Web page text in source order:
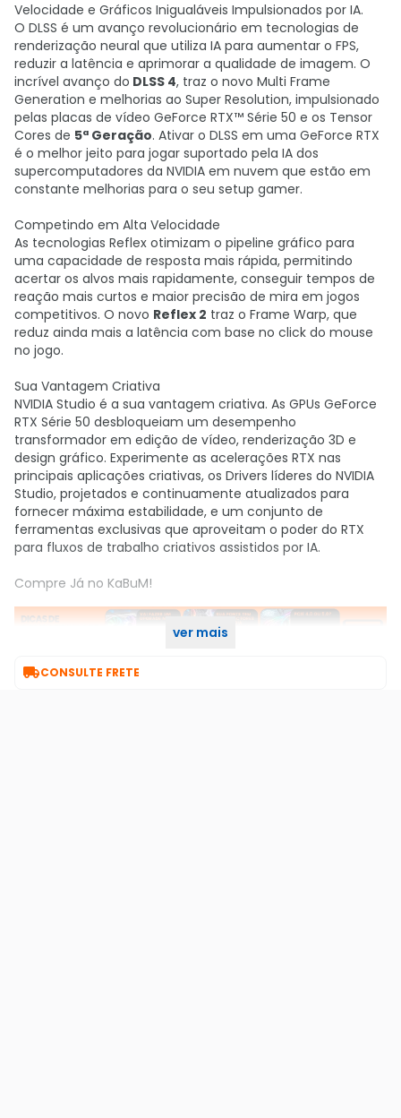
Velocidade e Gráficos Inigualáveis Impulsionados por IA.
O DLSS é um avanço revolucionário em tecnologias de
renderização neural que utiliza IA para aumentar o FPS,
reduzir a latência e aprimorar a qualidade de imagem. O
incrível avanço do DLSS 4, traz o novo Multi Frame
Generation e melhorias ao Super Resolution, impulsionado
pelas placas de vídeo GeForce RTX™ Série 50 e os Tensor
Cores de 5ª Geração. Ativar o DLSS em uma GeForce RTX
é o melhor jeito para jogar suportado pela IA dos
supercomputadores da NVIDIA em nuvem que estão em
constante melhorias para o seu setup gamer.
Competindo em Alta Velocidade
As tecnologias Reflex otimizam o pipeline gráfico para
uma capacidade de resposta mais rápida, permitindo
acertar os alvos mais rapidamente, conseguir tempos de
reação mais curtos e maior precisão de mira em jogos
competitivos. O novo Reflex 2 traz o Frame Warp, que
reduz ainda mais a latência com base no click do mouse
no jogo.
Sua Vantagem Criativa
NVIDIA Studio é a sua vantagem criativa. As GPUs GeForce
RTX Série 50 desbloqueiam um desempenho
transformador em edição de vídeo, renderização 3D e
design gráfico. Experimente as acelerações RTX nas
principais aplicações criativas, os Drivers líderes do NVIDIA
Studio, projetados e continuamente atualizados para
fornecer máxima estabilidade, e um conjunto de
ferramentas exclusivas que aproveitam o poder do RTX
para fluxos de trabalho criativos assistidos por IA.
Compre Já no KaBuM!
ver mais
CONSULTE FRETE